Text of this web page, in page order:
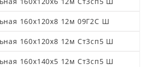
160х120х8 12м 09Г2С Ш
160х120х8 12м Ст3сп5 Ш
160х140х5 12м Ст3сп5 Ш